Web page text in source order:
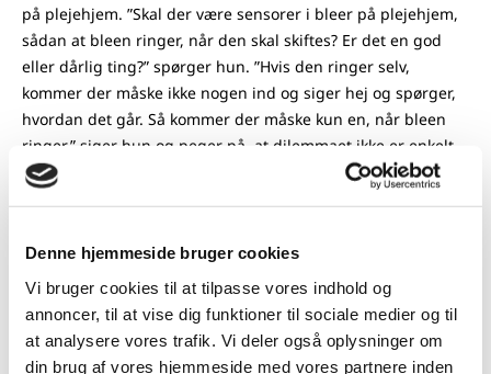
Denne hjemmeside bruger cookies
Vi bruger cookies til at tilpasse vores indhold og
annoncer, til at vise dig funktioner til sociale medier og til
at analysere vores trafik. Vi deler også oplysninger om
din brug af vores hjemmeside med vores partnere inden
på plejehjem. ”Skal der være sensorer i bleer på plejehjem,
sådan at bleen ringer, når den skal skiftes? Er det en god
eller dårlig ting?” spørger hun. ”Hvis den ringer selv,
kommer der måske ikke nogen ind og siger hej og spørger,
hvordan det går. Så kommer der måske kun en, når bleen
ringer,” siger hun og peger på, at dilemmaet ikke er enkelt,
fordi det på den ene side er godt, at det hurtigt registreres,
handler jo om kulturen på stedet, og derfor er det en god
diskussion at have, fordi den er konkret og fordi den peger
tilbage på, at der er brug for, at der kommer nogen, uanset
om bleen skal skiftes eller ej.”